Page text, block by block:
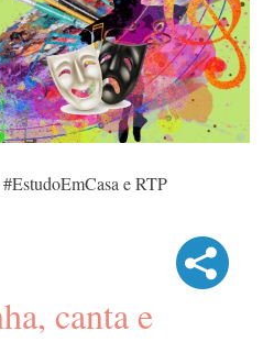
#EstudoEmCasa e RTP
canta e